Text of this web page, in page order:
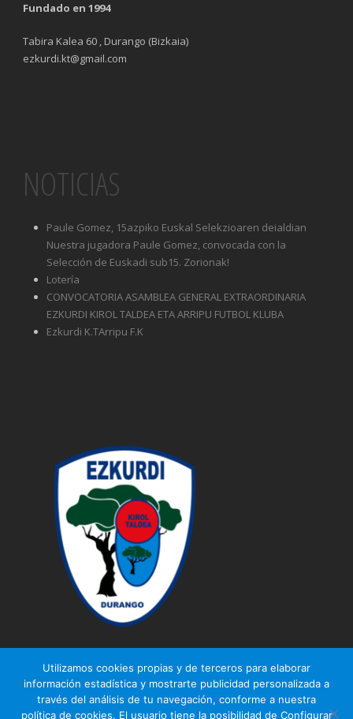
Fundado en 1994
Tabira Kalea 60 , Durango (Bizkaia)
ezkurdi.kt@gmail.com
NOTICIAS
Paule Gomez, 15azpiko Euskal Selekzioaren deialdian
Nuestra jugadora Paule Gomez, convocada con la
Selección de Euskadi sub15. Zorionak!
Lotería
CONVOCATORIA ASAMBLEA GENERAL EXTRAORDINARIA
EZKURDI KIROL TALDEA ETA ARRIPU FUTBOL KLUBA
Ezkurdi K.TArripu F.K
© Ezkurdi KT
Utilizamos cookies propias y de terceros para elaborar
información estadística y mostrarte publicidad personalizada a
través del análisis de tu navegación, conforme a nuestra
política de cookies. El usuario tiene la posibilidad de Configurar